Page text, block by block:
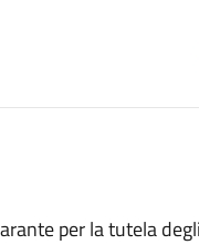
per la tutela